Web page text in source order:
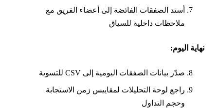
أسند الصفقات الفائضة إلى أعضاء الفريق مع
ملاحظات داخلية للسياق
اليوم:
صدّر بيانات الصفقات اليومية إلى CSV للتسوية
راجع لوحة التحليلات لمقاييس زمن الاستجابة
وحجم التداول